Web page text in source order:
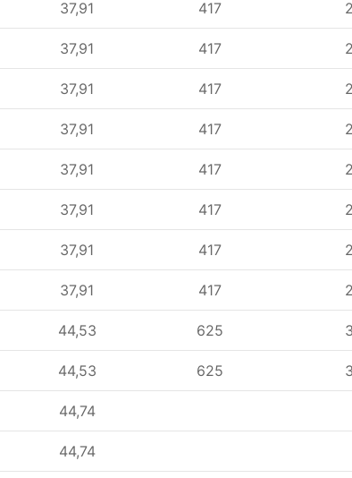
37,91 417
37,91 417
37,91 417
37,91 417
37,91 417
37,91 417
37,91 417
37,91 417
44,53 625
44,53 625
44,74
44,74